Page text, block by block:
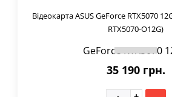
Відеокарта ASUS GeForce RTX5070
RTX5070-O12G)
35 190 грн.